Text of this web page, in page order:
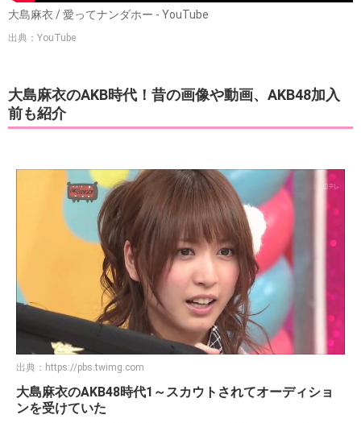
大島麻衣 / 愛ってナンダホー - YouTube
出典：YouTube
大島麻衣のAKB時代！昔の画像や動画、AKB48加入
前も紹介
出典： https://pbs.twimg.com
大島麻衣のAKB48時代1～スカウトされてオーディショ
ンを受けていた